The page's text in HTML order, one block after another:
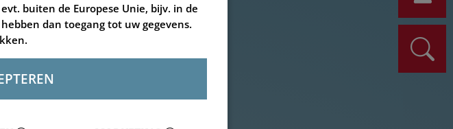
buiten de Europese Unie, bijv. in de
dan toegang tot uw gegevens.